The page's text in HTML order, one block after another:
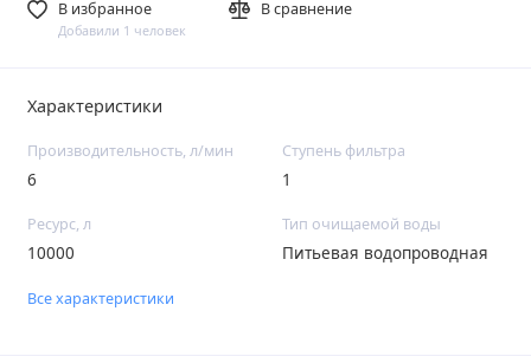
В избранное
Добавили 1 человек
В сравнение
Характеристики
Производительность, л/мин
6
Ступень фильтра
1
Ресурс, л
10000
Тип очищаемой воды
Питьевая водопроводная
Все характеристики